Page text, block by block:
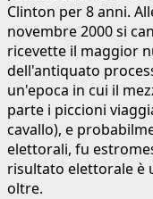
Clinton per 8 anni.
novembre 2000 si
ricevette il maggior
dell'antiquato
un'epoca in cui il
parte i piccioni
cavallo), e
elettorali, fu
risultato elettorale è
oltre.